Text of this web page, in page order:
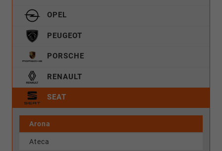
OPEL
PEUGEOT
PORSCHE
RENAULT
SEAT
Arona
Ateca